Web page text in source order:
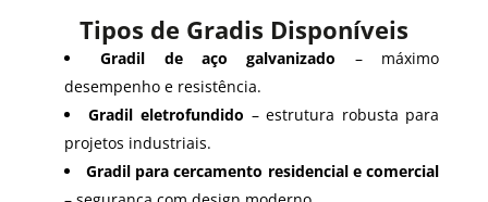
Tipos de Gradis Disponíveis
Gradil de aço galvanizado – máximo
desempenho e resistência.
Gradil eletrofundido – estrutura robusta para
projetos industriais.
Gradil para cercamento residencial e comercial